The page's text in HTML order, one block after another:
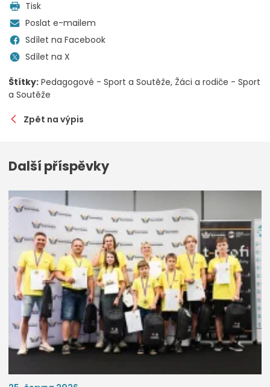
Tisk
Poslat e-mailem
Sdílet na Facebook
Sdílet na X
Štítky: Pedagogové - Sport a Soutěže Žáci a rodiče - Sport
a Soutěže
Zpět na výpis
Další příspěvky